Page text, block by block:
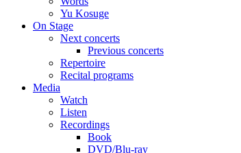
Yu Kosuge
On Stage
Next concerts
Previous concerts
Repertoire
Recital programs
Media
Watch
Listen
Recordings
Book
DVD/Blu-ray